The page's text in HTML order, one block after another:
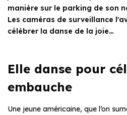
manière sur le parking de son
Les caméras de surveillance
célébrer la danse de la joie…
Elle danse pour
embauche
Une jeune américaine, que l’on